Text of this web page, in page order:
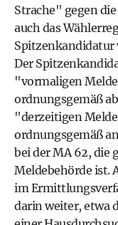
Strache" gegen
auch das
Spitzenkandidatur
Der
"vormaligen
ordnungsgemäß
"derzeitigen
ordnungsgemäß
bei der MA 62, die
Meldebehörde ist.
im
darin weiter, etwa